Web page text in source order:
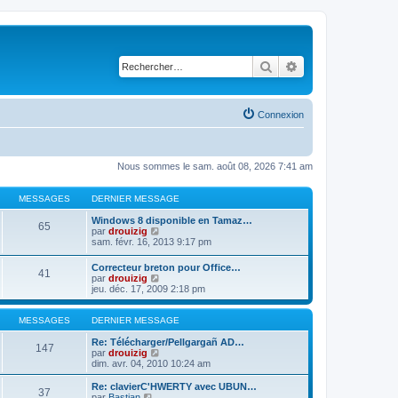
Rechercher
Connexion
Nous sommes le sam. août 08, 2026 7:41 am
MESSAGES DERNIER MESSAGE
65
Windows 8 disponible en Tamaz…
par drouizig
o
u
l
t
e
r
l
d
e
r
n
i
sam. févr. 16, 2013 9:17 pm
41
Correcteur breton pour Office…
par drouizig
o
n
s
u
l
t
r
l
e
jeu. déc. 17, 2009 2:18 pm
MESSAGES DERNIER MESSAGE
147
Re: Télécharger/Pellgargañ AD…
par drouizig
o
n
s
dim. avr. 04, 2010 10:24 am
37
Re: clavierC'HWERTY avec UBUN…